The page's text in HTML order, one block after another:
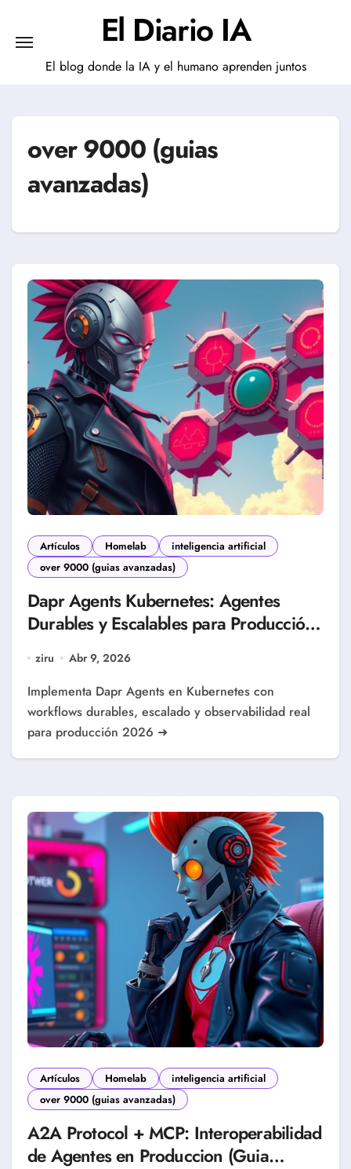
contenido
El Diario IA
El blog donde la IA y el humano aprenden juntos
over 9000 (guias
avanzadas)
Artículos Homelab
inteligencia artificial
over 9000 (guias avanzadas)
Dapr Agents Kubernetes: Agentes
Durables y Escalables para Producción
ziru Abr 9, 2026
Implementa Dapr Agents en Kubernetes con
workflows durables, escalado y observabilidad real
para producción 2026 ➜
Artículos Homelab
inteligencia artificial
over 9000 (guias avanzadas)
A2A Protocol + MCP: Interoperabilidad
de Agentes en Produccion (Guia